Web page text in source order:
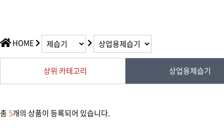
HOME
상위 카테고리 상업용제습기
총5개의 상품이 등록되어 있습니다.